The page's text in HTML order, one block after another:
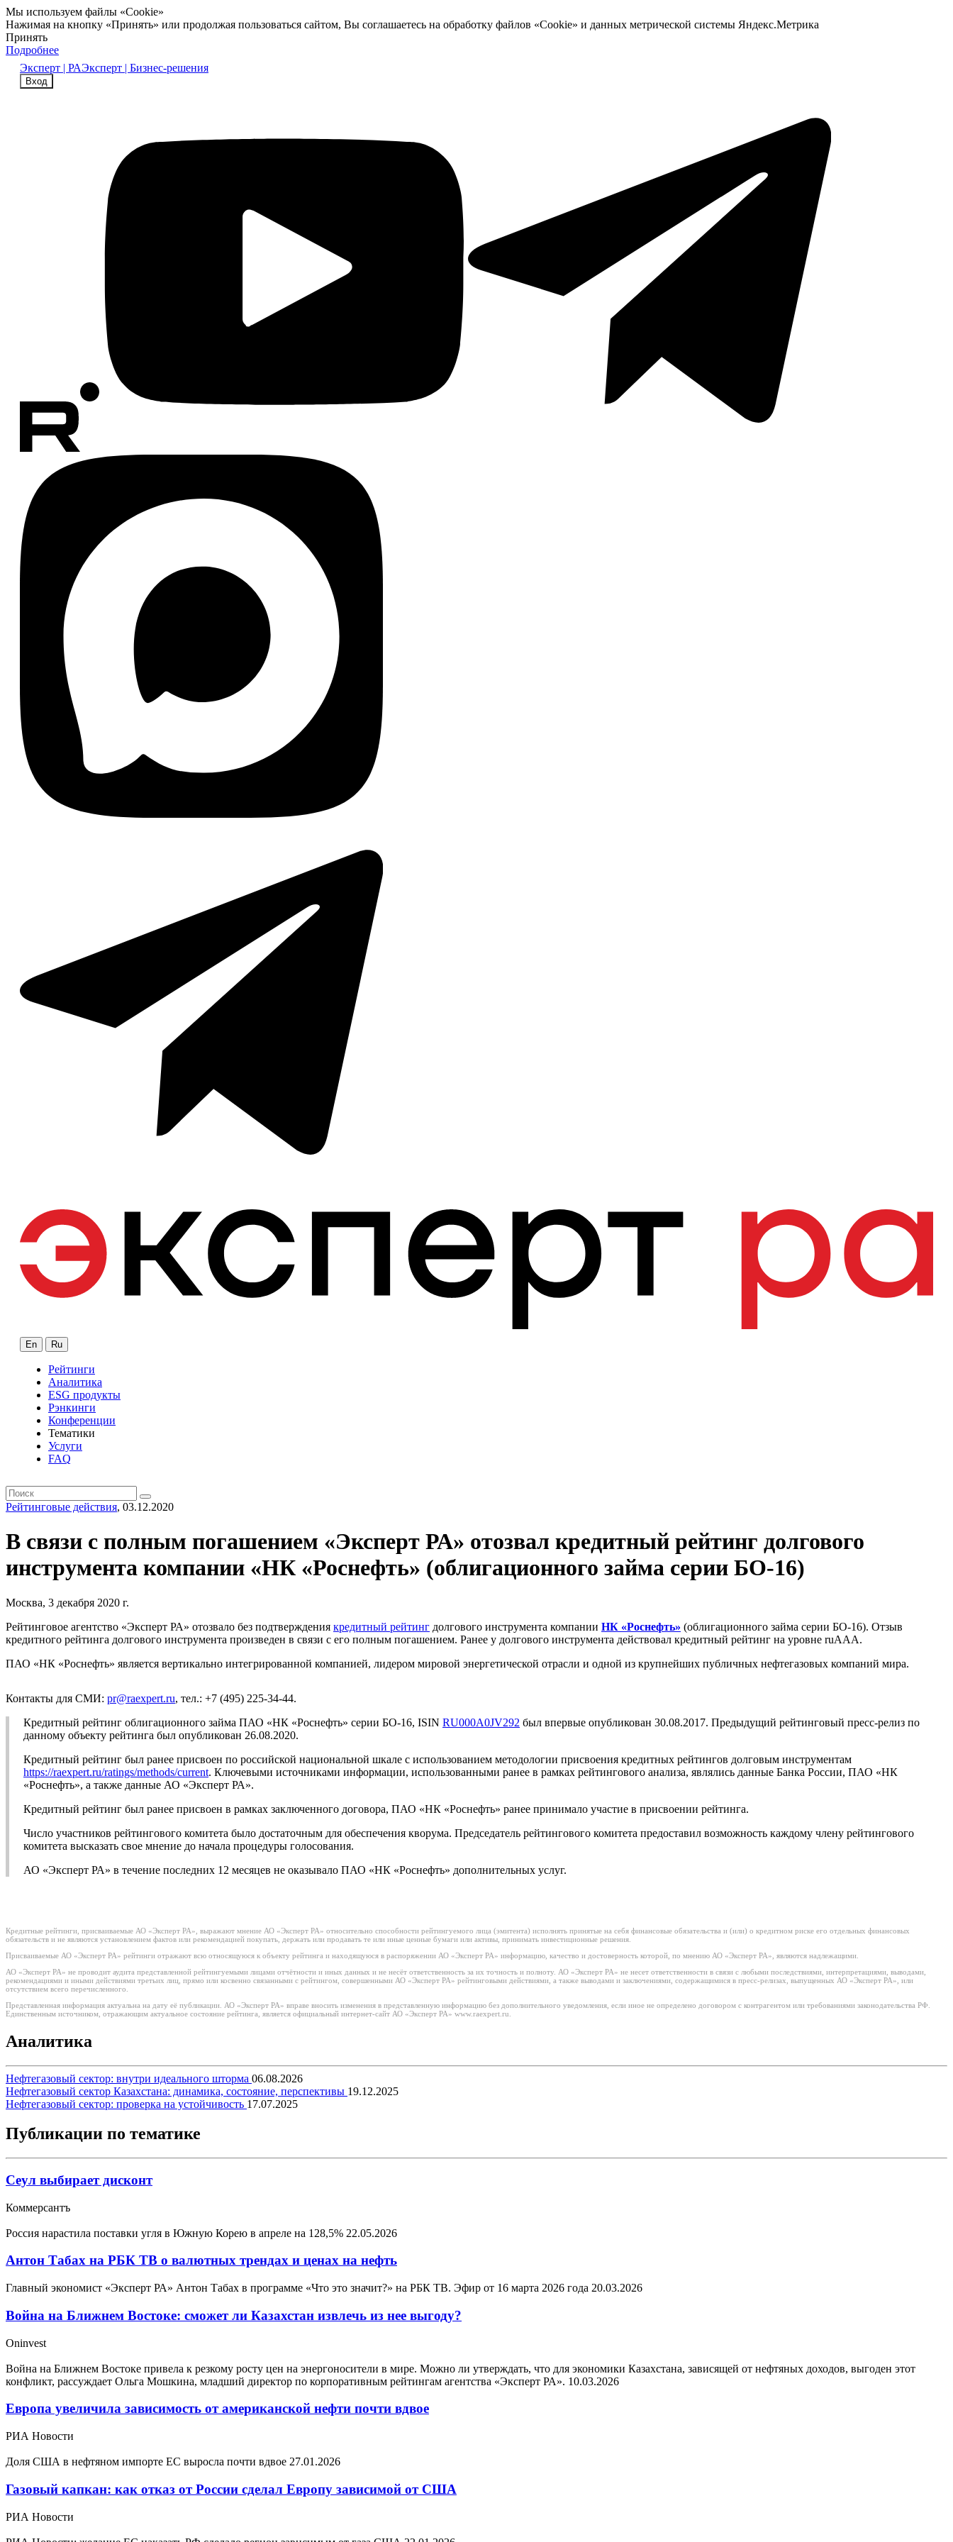
Мы используем файлы «Cookie»
Нажимая на кнопку «Принять» или продолжая пользоваться сайтом, Вы соглашаетесь на обработку файлов «Cookie» и данных метрической системы Яндекс.Метрика
Принять
Подробнее
Эксперт | РАЭксперт | Бизнес-решения
Вход
En Ru
Рейтинги
Аналитика
ESG продукты
Рэнкинги
Конференции
Тематики
Услуги
FAQ
Рейтинговые действия, 03.12.2020
В связи с полным погашением «Эксперт РА» отозвал кредитный рейтинг долгового
инструмента компании «НК «Роснефть» (облигационного займа серии БО-16)
Москва, 3 декабря 2020 г.
Рейтинговое агентство «Эксперт РА» отозвало без подтверждения кредитный рейтинг долгового инструмента компании НК «Роснефть» (облигационного займа серии БО-16). Отзыв
кредитного рейтинга долгового инструмента произведен в связи с его полным погашением. Ранее у долгового инструмента действовал кредитный рейтинг на уровне ruААА.
ПАО «НК «Роснефть» является вертикально интегрированной компанией, лидером мировой энергетической отрасли и одной из крупнейших публичных нефтегазовых компаний мира.
Контакты для СМИ: pr@raexpert.ru, тел.: +7 (495) 225-34-44.
Кредитный рейтинг облигационного займа ПАО «НК «Роснефть» серии БО-16, ISIN RU000A0JV292 был впервые опубликован 30.08.2017. Предыдущий рейтинговый пресс-релиз по
данному объекту рейтинга был опубликован 26.08.2020.
Кредитный рейтинг был ранее присвоен по российской национальной шкале с использованием методологии присвоения кредитных рейтингов долговым инструментам
https://raexpert.ru/ratings/methods/current. Ключевыми источниками информации, использованными ранее в рамках рейтингового анализа, являлись данные Банка России, ПАО «НК
«Роснефть», а также данные АО «Эксперт РА».
Кредитный рейтинг был ранее присвоен в рамках заключенного договора, ПАО «НК «Роснефть» ранее принимало участие в присвоении рейтинга.
Число участников рейтингового комитета было достаточным для обеспечения кворума. Председатель рейтингового комитета предоставил возможность каждому члену рейтингового
комитета высказать свое мнение до начала процедуры голосования.
АО «Эксперт РА» в течение последних 12 месяцев не оказывало ПАО «НК «Роснефть» дополнительных услуг.
Кредитные рейтинги, присваиваемые АО «Эксперт РА», выражают мнение АО «Эксперт РА» относительно способности рейтингуемого лица (эмитента) исполнять принятые на себя финансовые обязательства и (или) о кредитном риске его отдельных финансовых
обязательств и не являются установлением фактов или рекомендацией покупать, держать или продавать те или иные ценные бумаги или активы, принимать инвестиционные решения.
Присваиваемые АО «Эксперт РА» рейтинги отражают всю относящуюся к объекту рейтинга и находящуюся в распоряжении АО «Эксперт РА» информацию, качество и достоверность которой, по мнению АО «Эксперт РА», являются надлежащими.
АО «Эксперт РА» не проводит аудита представленной рейтингуемыми лицами отчётности и иных данных и не несёт ответственность за их точность и полноту. АО «Эксперт РА» не несет ответственности в связи с любыми последствиями, интерпретациями, выводами,
рекомендациями и иными действиями третьих лиц, прямо или косвенно связанными с рейтингом, совершенными АО «Эксперт РА» рейтинговыми действиями, а также выводами и заключениями, содержащимися в пресс-релизах, выпущенных АО «Эксперт РА», или
отсутствием всего перечисленного.
Представленная информация актуальна на дату её публикации. АО «Эксперт РА» вправе вносить изменения в представленную информацию без дополнительного уведомления, если иное не определено договором с контрагентом или требованиями законодательства РФ.
Единственным источником, отражающим актуальное состояние рейтинга, является официальный интернет-сайт АО «Эксперт РА» www.raexpert.ru.
Аналитика
Нефтегазовый сектор: внутри идеального шторма 06.08.2026
Нефтегазовый сектор Казахстана: динамика, состояние, перспективы 19.12.2025
Нефтегазовый сектор: проверка на устойчивость 17.07.2025
Публикации по тематике
Сеул выбирает дисконт
Коммерсантъ
Россия нарастила поставки угля в Южную Корею в апреле на 128,5% 22.05.2026
Антон Табах на РБК ТВ о валютных трендах и ценах на нефть
Главный экономист «Эксперт РА» Антон Табах в программе «Что это значит?» на РБК ТВ. Эфир от 16 марта 2026 года 20.03.2026
Война на Ближнем Востоке: сможет ли Казахстан извлечь из нее выгоду?
Oninvest
Война на Ближнем Востоке привела к резкому росту цен на энергоносители в мире. Можно ли утверждать, что для экономики Казахстана, зависящей от нефтяных доходов, выгоден этот
конфликт, рассуждает Ольга Мошкина, младший директор по корпоративным рейтингам агентства «Эксперт РА». 10.03.2026
Европа увеличила зависимость от американской нефти почти вдвое
РИА Новости
Доля США в нефтяном импорте ЕС выросла почти вдвое 27.01.2026
Газовый капкан: как отказ от России сделал Европу зависимой от США
РИА Новости